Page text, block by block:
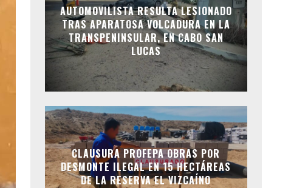
AUTOMOVILISTA RESULTA LESIONADO
TRAS APARATOSA VOLCADURA EN LA
TRANSPENINSULAR, EN CABO SAN
LUCAS
CLAUSURA PROFEPA OBRAS POR
DESMONTE ILEGAL EN 15 HECTÁREAS
DE LA RESERVA EL VIZCAÍNO